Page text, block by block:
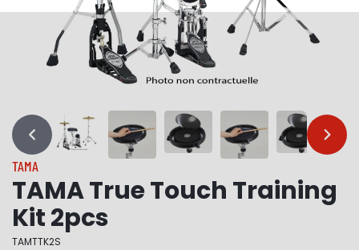
… …
TAMA
TAMA True Touch Training
Kit 2pcs
TAMTTK2S